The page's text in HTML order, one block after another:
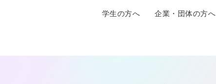
学生の方へ 企業・団体の方へ